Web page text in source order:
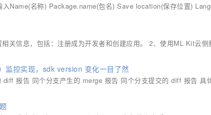
Name(名称) Package.name(包名) Save location(保存位置)
关信息，包括：注册成为开发者和创建应用。 2、使用ML Kit云侧
控实现，sdk version 变化一目了然
报告 同个分支产生的 merge 报告 同个分支提交的 diff 报告 具